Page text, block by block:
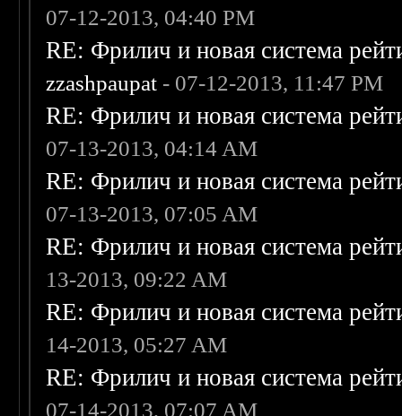
07-12-2013, 04:40 PM
RE: Фрилич и новая система
zzashpaupat - 07-12-2013, 11:47 PM
RE: Фрилич и новая система
07-13-2013, 04:14 AM
RE: Фрилич и новая система
07-13-2013, 07:05 AM
RE: Фрилич и новая система
13-2013, 09:22 AM
RE: Фрилич и новая система
14-2013, 05:27 AM
RE: Фрилич и новая система
07-14-2013, 07:07 AM